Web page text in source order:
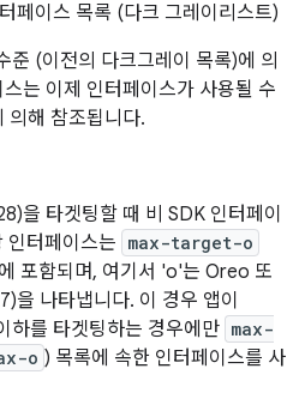
페이스 목록 (다크 그레이리스트)
(이전의 다크그레이 목록)에 의
는 이제 인터페이스가 사용될 수
의해 참조됩니다.
을 타겟팅할 때 비 SDK 인터페이
인터페이스는 max-target-o
포함되며, 여기서 'o'는 Oreo 또
을 나타냅니다. 이 경우 앱이
하를 타겟팅하는 경우에만 max-
o ) 목록에 속한 인터페이스를 사